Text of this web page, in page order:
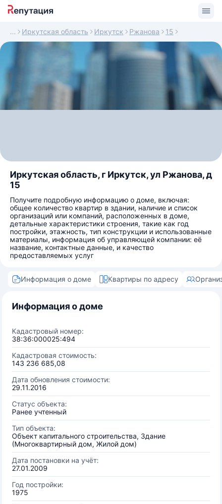
Иркутская область Иркутск Ржанова 15
Иркутская область, г Иркутск, ул Ржанова, д
15
Получите подробную информацию о доме, включая:
общее количество квартир в здании, наличие и список
организаций или компаний, расположенных в доме,
детальные характеристики строения, такие как год
постройки, этажность, тип конструкции и использованные
материалы, информация об управляющей компании: её
название, контактные данные, и качество
предоставляемых услуг
Информация о доме Квартиры по адресу
Информация о доме
Кадастровый номер:
38:36:000025:494
Кадастровая стоимость:
143 236 685,08
Дата обновления стоимости:
29.11.2016
Статус объекта:
Ранее учтенный
Тип объекта:
Объект капитального строительства, Здание
(Многоквартирный дом, Жилой дом)
Дата постановки на учёт:
27.01.2009
Год постройки:
1975